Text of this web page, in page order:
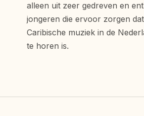
alleen uit zeer gedreven en
jongeren die ervoor zorgen
Caribische muziek in de
te horen is.